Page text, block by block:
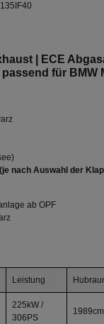
| ECE
für BMW
nach Auswahl der
ab OPF
Leistung
225kW /
306PS